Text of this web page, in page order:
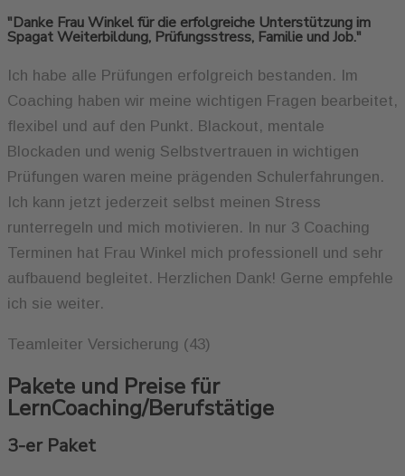
"Danke Frau Winkel für die erfolgreiche Unterstützung im
Spagat Weiterbildung, Prüfungsstress, Familie und Job."
Ich habe alle Prüfungen erfolgreich bestanden. Im
Coaching haben wir meine wichtigen Fragen bearbeitet,
flexibel und auf den Punkt. Blackout, mentale
Blockaden und wenig Selbstvertrauen in wichtigen
Prüfungen waren meine prägenden Schulerfahrungen.
Ich kann jetzt jederzeit selbst meinen Stress
runterregeln und mich motivieren. In nur 3 Coaching
Terminen hat Frau Winkel mich professionell und sehr
aufbauend begleitet. Herzlichen Dank! Gerne empfehle
ich sie weiter.
Teamleiter Versicherung (43)
Pakete und Preise für
LernCoaching/Berufstätige
3-er Paket